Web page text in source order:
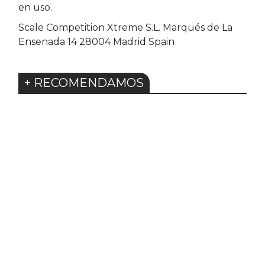
en uso.
Scale Competition Xtreme S.L. Marqués de La
Ensenada 14 28004 Madrid Spain
+ RECOMENDAMOS